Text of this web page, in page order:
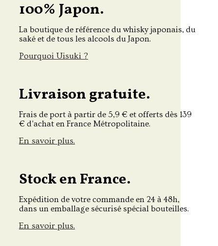
100% Japon.
La boutique de référence du whisky japonais, du
saké et de tous les alcools du Japon.
Pourquoi Uisuki ?
Livraison gratuite.
Frais de port à partir de 5,9 € et offerts dès 139
€ d'achat en France Métropolitaine.
En savoir plus.
Stock en France.
Expédition de votre commande en 24 à 48h,
dans un emballage sécurisé spécial bouteilles.
En savoir plus.